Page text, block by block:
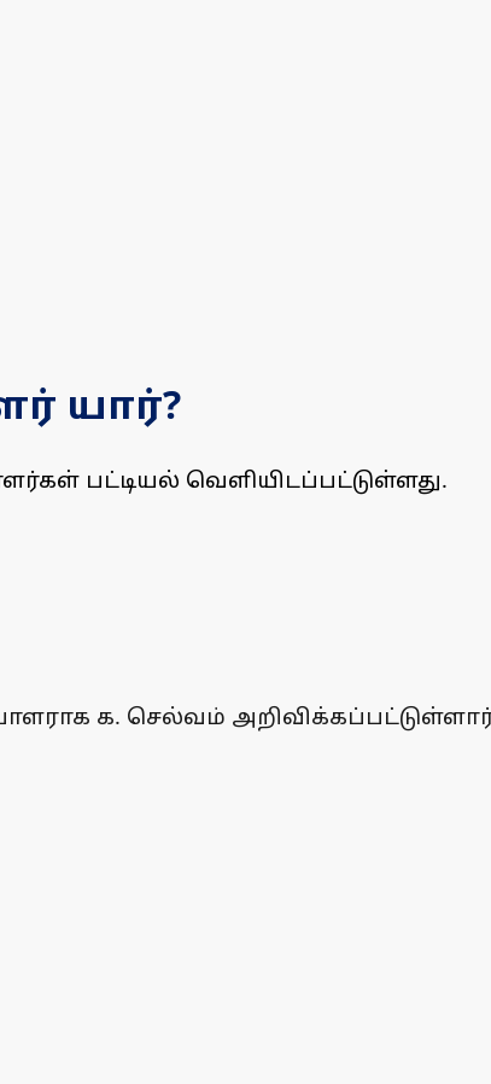
யார்?
பட்டியல் வெளியிடப்பட்டுள்ளது.
க. செல்வம்